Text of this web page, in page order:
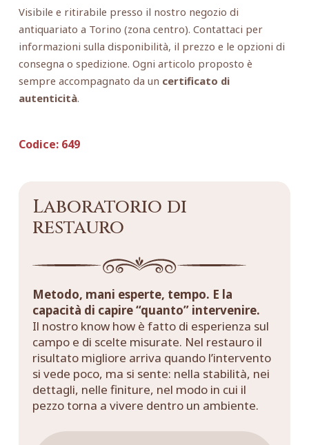
Visibile e ritirabile presso il nostro negozio di
antiquariato a Torino (zona centro). Contattaci per
informazioni sulla disponibilità, il prezzo e le opzioni di
consegna o spedizione. Ogni articolo proposto è
sempre accompagnato da un certificato di
autenticità.
Codice:649
Laboratorio di
restauro
Metodo, mani esperte, tempo. E la
capacità di capire “quanto” intervenire.
Il nostro know how è fatto di esperienza sul
campo e di scelte misurate. Nel restauro il
risultato migliore arriva quando l’intervento
si vede poco, ma si sente: nella stabilità, nei
dettagli, nelle finiture, nel modo in cui il
pezzo torna a vivere dentro un ambiente.